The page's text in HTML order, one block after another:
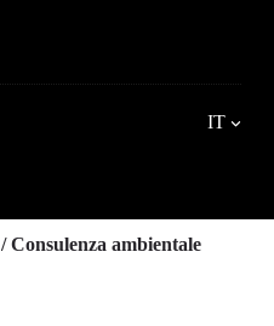
IT
/Consulenza ambientale